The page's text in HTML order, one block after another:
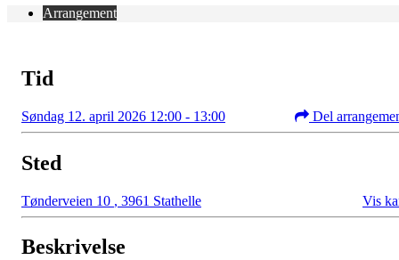
Arrangement
Tid
Søndag 12. april 2026 12:00 - 13:00 Del
Sted
Tønderveien 10 , 3961 Stathelle Vis
Beskrivelse